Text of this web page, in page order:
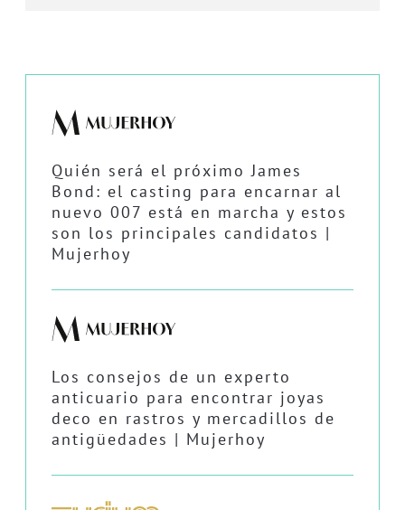
Quién será el próximo James
Bond: el casting para encarnar al
nuevo 007 está en marcha y estos
son los principales candidatos |
Mujerhoy
Los consejos de un experto
anticuario para encontrar joyas
deco en rastros y mercadillos de
antigüedades | Mujerhoy